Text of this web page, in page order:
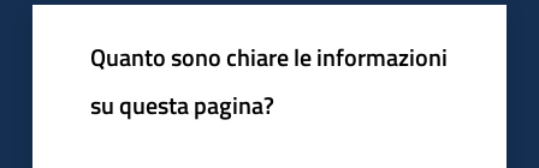
Quanto sono chiare le informazioni
su questa pagina?